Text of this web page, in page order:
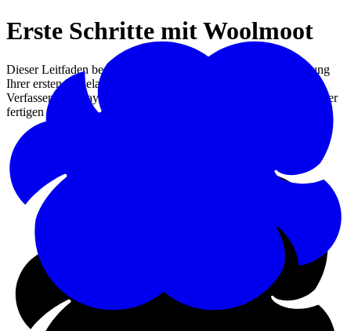
Erste Schritte mit Woolmoot
Dieser Leitfaden begleitet Sie Schritt für Schritt bei der Erstellung
Ihrer ersten Häkelanleitung auf Woolmoot: Kontoeinrichtung,
Verfassen und Layoutgestaltung, Übersetzung und Download Ihrer
fertigen PDFs.